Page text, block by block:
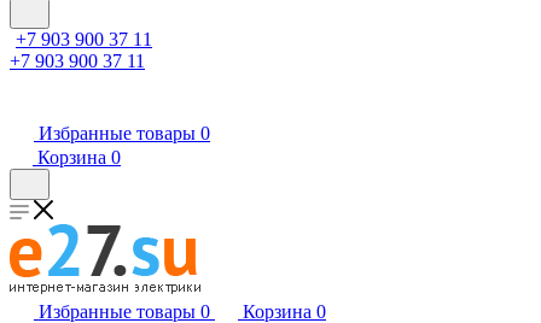
+7 903 900 37 11
+7 903 900 37 11
Избранные товары 0
Корзина 0
Избранные товары 0 Корзина 0